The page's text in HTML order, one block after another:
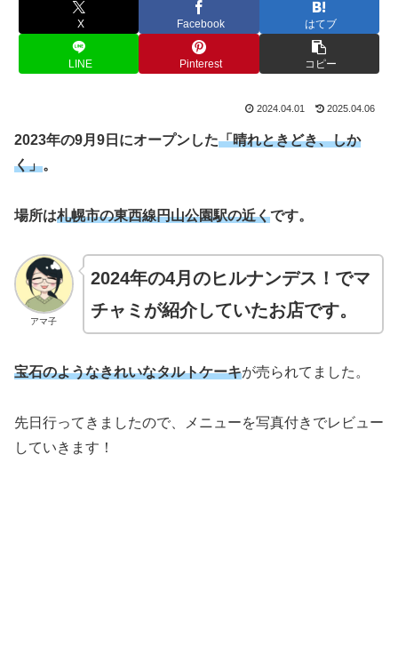
X Facebook はてブ
LINE Pinterest コピー
2024.04.01 2025.04.06
2023年の9月9日にオープンした「晴れときどき、しか
く」。
場所は札幌市の東西線円山公園駅の近くです。
アマ子
2024年の4月のヒルナンデス！でマ
チャミが紹介していたお店です。
宝石のようなきれいなタルトケーキが売られてました。
先日行ってきましたので、メニューを写真付きでレビュー
していきます！